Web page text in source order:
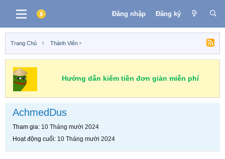
Đăng nhập Đăng ký
Trang Chủ Thành Viên
Hướng dẫn kiếm tiền đơn giản miễn phí
AchmedDus
Tham gia 10 Tháng mười 2024
Hoạt động cuối 10 Tháng mười 2024